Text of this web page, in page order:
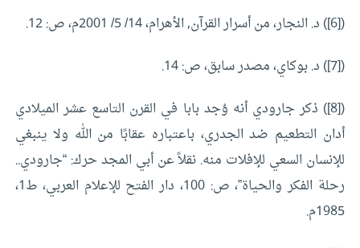
([6]) د. النجار، من أسرار القرآن, الأهرام، 14/ 5/ 2001م، ص: 12.
([7]) د. بوكاي، مصدر سابق، ص: 14.
([8]) ذكر جارودي أنه وُجد بابا في القرن التاسع عشر الميلادي
أدان التطعيم ضد الجدري، باعتباره عقابًا من الله ولا ينبغي
للإنسان السعي للإفلات منه. نقلاً عن أبي المجد حرك: “جارودي..
رحلة الفكر والحياة”، ص: 100، دار الفتح للإعلام العربي، ط1،
1985م.